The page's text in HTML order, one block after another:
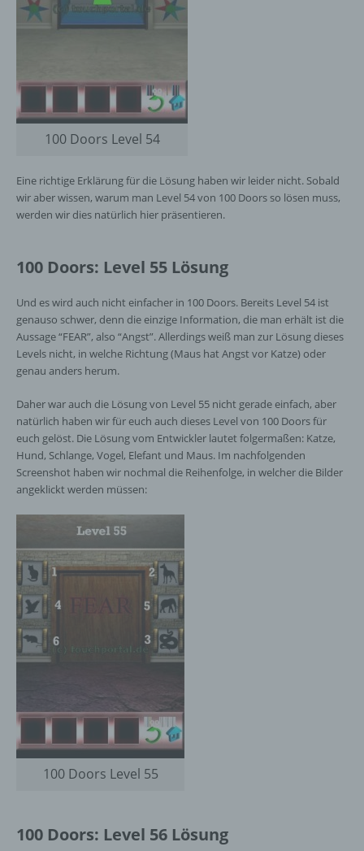
100 Doors Level 54
Eine richtige Erklärung für die Lösung haben wir leider nicht. Sobald
wir aber wissen, warum man Level 54 von 100 Doors so lösen muss,
werden wir dies natürlich hier präsentieren.
100 Doors: Level 55 Lösung
Und es wird auch nicht einfacher in 100 Doors. Bereits Level 54 ist
genauso schwer, denn die einzige Information, die man erhält ist die
Aussage “FEAR”, also “Angst”. Allerdings weiß man zur Lösung dieses
Levels nicht, in welche Richtung (Maus hat Angst vor Katze) oder
genau anders herum.
Daher war auch die Lösung von Level 55 nicht gerade einfach, aber
natürlich haben wir für euch auch dieses Level von 100 Doors für
euch gelöst. Die Lösung vom Entwickler lautet folgermaßen: Katze,
Hund, Schlange, Vogel, Elefant und Maus. Im nachfolgenden
Screenshot haben wir nochmal die Reihenfolge, in welcher die Bilder
angeklickt werden müssen:
100 Doors Level 55
100 Doors: Level 56 Lösung